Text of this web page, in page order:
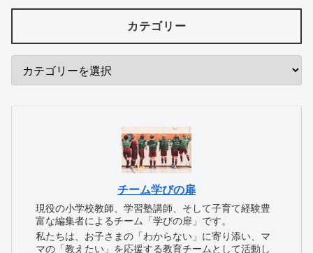
カテゴリー
チーム学びの扉
現役の小学校教師、学習塾講師、そして子育て経験豊
富な編集者によるチーム「学びの扉」です。
私たちは、お子さまの「わからない」に寄り添い、マ
マの「教えたい」を応援する教育チームとして活動し